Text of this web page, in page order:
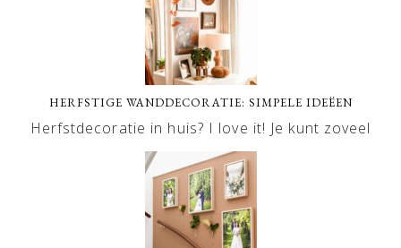
HERFSTIGE WANDDECORATIE: SIMPELE IDEËEN
Herfstdecoratie in huis? I love it! Je kunt zoveel